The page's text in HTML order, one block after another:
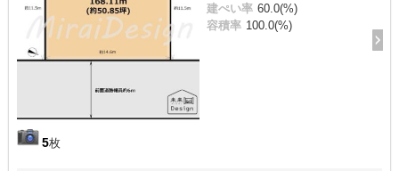
5枚
建ぺい率 60.0(%)
容積率 100.0(%)